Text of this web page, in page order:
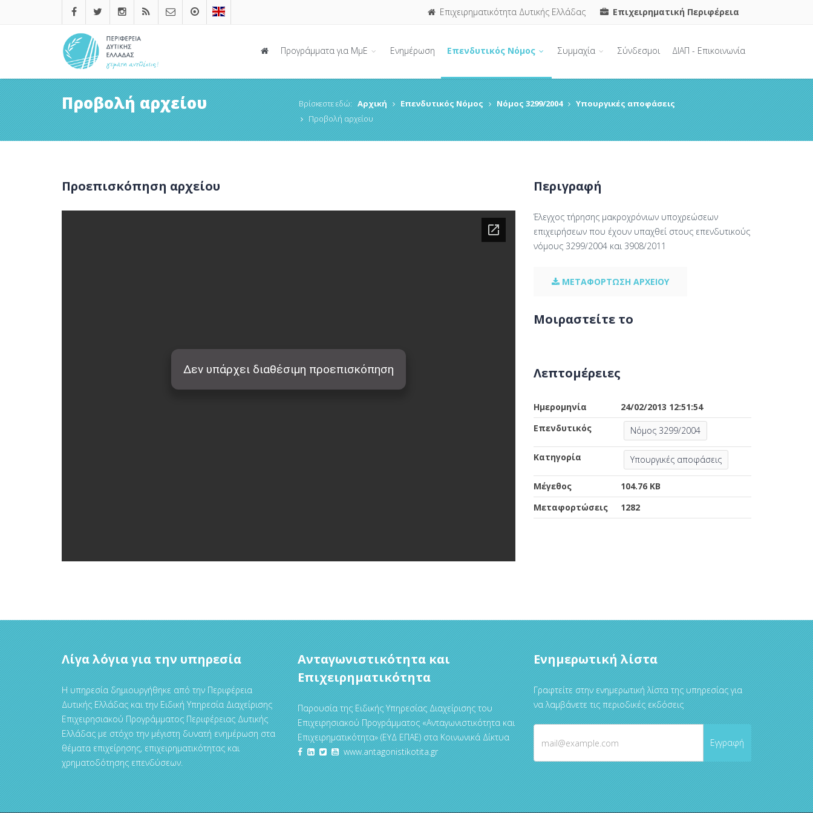
Επιχειρηματικότητα Δυτικής Ελλάδας Επιχειρηματική Περιφέρεια
Προγράμματα για ΜμΕ Ενημέρωση Επενδυτικός Νόμος Συμμαχία Σύνδεσμοι ΔΙΑΠ - Επικοινωνία
Προβολή αρχείου Βρίσκεστε εδώ: Αρχική Επενδυτικός Νόμος Νόμος 3299/2004
Υπουργικές αποφάσεις
Προβολή αρχείου
Προεπισκόπηση αρχείου Περιγραφή
Έλεγχος τήρησης μακροχρόνιων υποχρεώσεων
επιχειρήσεων που έχουν υπαχθεί στους επενδυτικούς
νόμους 3299/2004 και 3908/2011
ΜΕΤΑΦΟΡΤΩΣΗ ΑΡΧΕΙΟΥ
Μοιραστείτε το
Λεπτομέρειες
Ημερομηνία
24/02/2013 12:51:54
Επενδυτικός
Νόμος 3299/2004
Κατηγορία Υπουργικές αποφάσεις
Μέγεθος
104.76 KB
Μεταφορτώσεις
1282
Λίγα λόγια για την υπηρεσία
Η υπηρεσία δημιουργήθηκε από την Περιφέρεια
Δυτικής Ελλάδας και την Ειδική Υπηρεσία Διαχείρισης
Επιχειρησιακού Προγράμματος Περιφέρειας Δυτικής
Ελλάδας με στόχο την μέγιστη δυνατή ενημέρωση στα
θέματα επιχείρησης, επιχειρηματικότητας και
χρηματοδότησης επενδύσεων.
Ανταγωνιστικότητα και
Επιχειρηματικότητα
Παρουσία της Ειδικής Υπηρεσίας Διαχείρισης του
Επιχειρησιακού Προγράμματος «Ανταγωνιστικότητα και
Επιχειρηματικότητα» (ΕΥΔ ΕΠΑΕ) στα Κοινωνικά Δίκτυα
www.antagonistikotita.gr
Ενημερωτική λίστα
Γραφτείτε στην ενημερωτική λίστα της υπηρεσίας για
να λαμβάνετε τις περιοδικές εκδόσεις